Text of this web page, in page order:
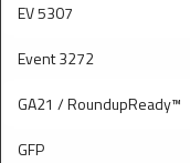
EV 5307
Event 3272
GA21 / RoundupReady™
GFP